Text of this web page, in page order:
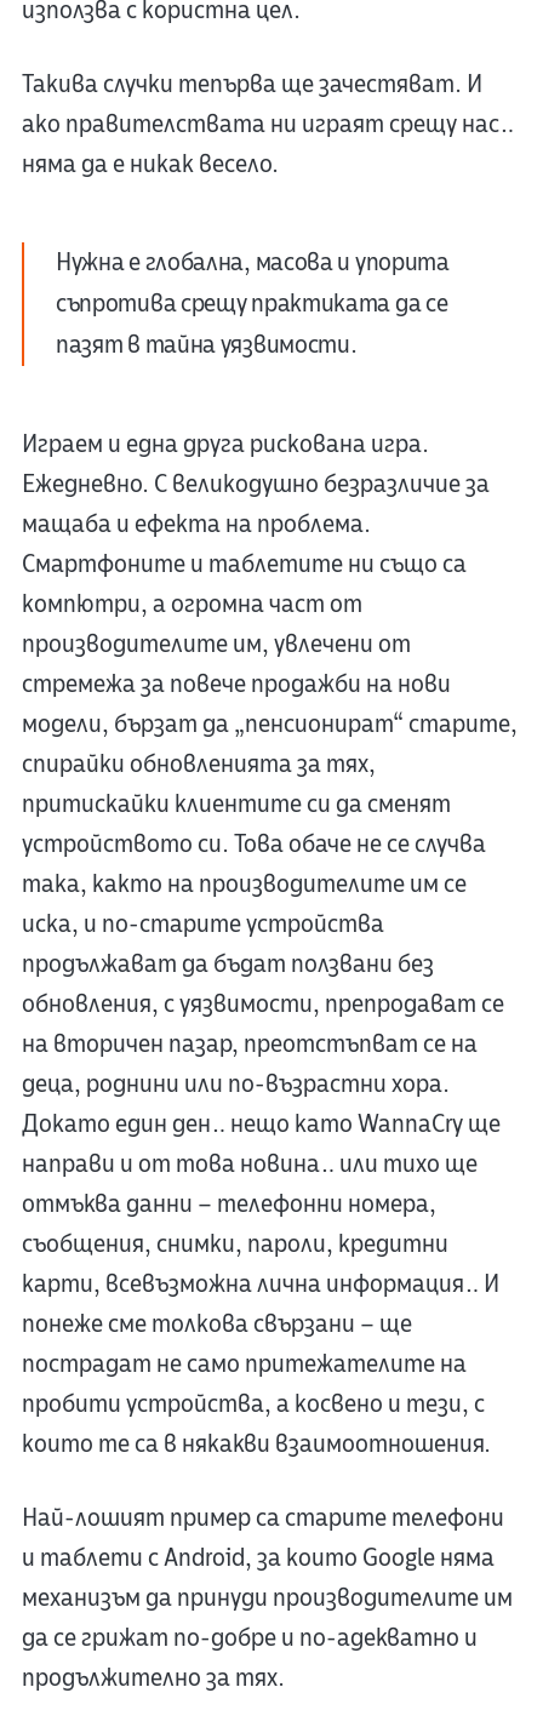
използва с користна цел.
Такива случки тепърва ще зачестяват. И
ако правителствата ни играят срещу нас…
няма да е никак весело.
Нужна е глобална, масова и упорита
съпротива срещу практиката да се
пазят в тайна уязвимости.
Играем и една друга рискована игра.
Ежедневно. С великодушно безразличие за
мащаба и ефекта на проблема.
Смартфоните и таблетите ни също са
компютри, а огромна част от
производителите им, увлечени от
стремежа за повече продажби на нови
модели, бързат да „пенсионират“ старите,
спирайки обновленията за тях,
притискайки клиентите си да сменят
устройството си. Това обаче не се случва
така, както на производителите им се
иска, и по-старите устройства
продължават да бъдат ползвани без
обновления, с уязвимости, препродават се
на вторичен пазар, преотстъпват се на
деца, роднини или по-възрастни хора.
Докато един ден… нещо като WannaCry ще
направи и от това новина… или тихо ще
отмъква данни – телефонни номера,
съобщения, снимки, пароли, кредитни
карти, всевъзможна лична информация… И
понеже сме толкова свързани – ще
пострадат не само притежателите на
пробити устройства, а косвено и тези, с
които те са в някакви взаимоотношения.
Най-лошият пример са старите телефони
и таблети с Android, за които Google няма
механизъм да принуди производителите им
да се грижат по-добре и по-адекватно и
продължително за тях.